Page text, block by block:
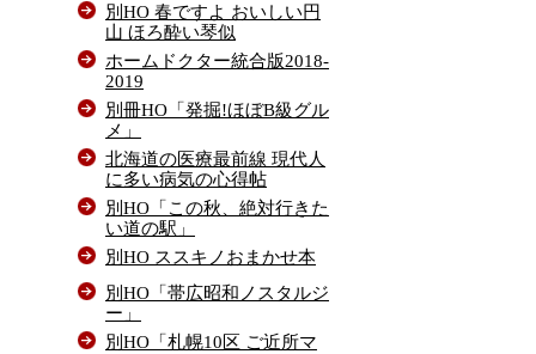
別HO 春ですよ おいしい円
山 ほろ酔い琴似
ホームドクター統合版2018-
2019
別冊HO「発掘!ほぼB級グル
メ」
北海道の医療最前線 現代人
に多い病気の心得帖
別HO「この秋、絶対行きた
い道の駅」
別HO ススキノおまかせ本
別HO「帯広昭和ノスタルジ
ー」
別HO「札幌10区 ご近所マ